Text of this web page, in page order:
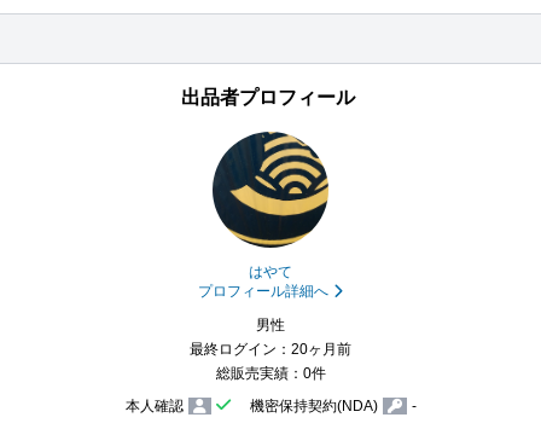
出品者プロフィール
はやて
プロフィール詳細へ
男性
最終ログイン：20ヶ月前
総販売実績：0件
本人確認
機密保持契約(NDA) -